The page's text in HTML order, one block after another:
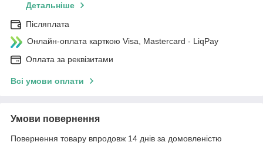
Детальніше
Післяплата
Онлайн-оплата карткою Visa, Mastercard - LiqPay
Оплата за реквізитами
Всі умови оплати
Умови повернення
Повернення товару впродовж 14 днів за домовленістю